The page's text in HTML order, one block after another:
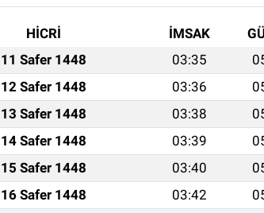
HİCRİ İMSAK
11 Safer 1448 03:35
12 Safer 1448 03:36
13 Safer 1448 03:38
14 Safer 1448 03:39
15 Safer 1448 03:40
16 Safer 1448 03:42